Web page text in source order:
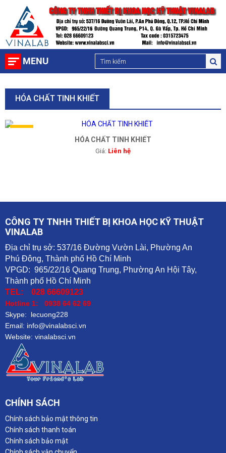
MENU
HÓA CHẤT TINH KHIẾT
HÓA CHẤT TINH KHIẾT
Giá: Liên hệ
CÔNG TY TNHH THIẾT BỊ KHOA HỌC KỸ THUẬT
VINALAB
Địa chỉ trụ sở: 537/16 Đường Vườn Lài, Phường An
Phú Đông, Thành phố Hồ Chí Minh
VPGD: 965/22/16 Quang Trung, Phường An Hội Tây,
Thành phố Hồ Chí Minh
TEL: 028 66609123
Hotline 1: 0938 64 62 69
Skype: lecuong228
Email: info@vinalabsci.vn
Website: vinalabsci.vn
CHÍNH SÁCH
Chính sách bảo mật thông tin
Chính sách thanh toán
Chính sách bảo mật